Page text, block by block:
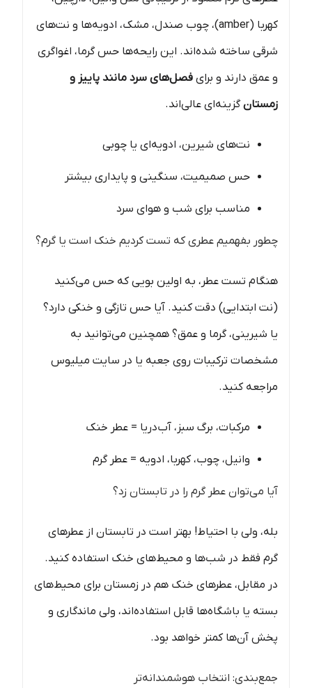
کهربا (amber)، چوب صندل، مشک، ادویه‌ها و نت‌های
شرقی ساخته شده‌اند. این رایحه‌ها حس گرما، اغواگری
و عمق دارند و برای فصل‌های سرد مانند پاییز و
زمستانگزینه‌ای عالی‌اند.
نت‌های شیرین، ادویه‌ای یا چوبی
حس صمیمیت، سنگینی و پایداری بیشتر
مناسب برای شب و هوای سرد
چطور بفهمیم عطری که تست کردیم خنک است یا گرم؟
هنگام تست عطر، به اولین بویی که حس می‌کنید
(نت ابتدایی) دقت کنید. آیا حس تازگی و خنکی دارد؟
یا شیرینی، گرما و عمق؟ همچنین می‌توانید به
مشخصات ترکیبات روی جعبه یا در سایت میلیوس
مراجعه کنید.
مرکبات، برگ سبز، آب‌دریا = عطر خنک
وانیل، چوب، کهربا، ادویه = عطر گرم
آیا می‌توان عطر گرم را در تابستان زد؟
بله، ولی با احتیاط! بهتر است در تابستان از عطرهای
گرم فقط در شب‌ها و محیط‌های خنک استفاده کنید.
در مقابل، عطرهای خنک هم در زمستان برای محیط‌های
بسته یا باشگاه‌ها قابل استفاده‌اند، ولی ماندگاری و
پخش آن‌ها کمتر خواهد بود.
جمع‌بندی: انتخاب هوشمندانه‌تر